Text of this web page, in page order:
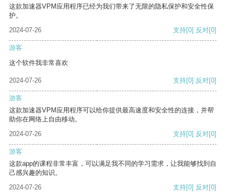
这款加速器VPM应用程序已经为我们带来了无限的隐私保护和安全性保
护。
2024-07-26
支持[0] 反对[0]
游客
这个软件我非常喜欢
2024-07-26 支持[0] 反对[0]
游客
这款加速器VPM应用程序可以给你提供最高速度和安全性的连接，并帮
助你在网络上自由移动。
2024-07-26
支持[0] 反对[0]
游客
这款app的课程非常丰富，可以满足我不同的学习需求，让我能够找到自
己感兴趣的知识。
2024-07-26
支持[0] 反对[0]